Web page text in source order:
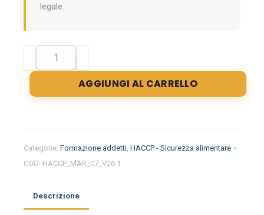
legale.
Formazione
per
addetti
alimentare
regione
Marche
Macelleria
quantità
AGGIUNGI AL CARRELLO
Categorie: Formazione addetti, HACCP - Sicurezza alimentare
COD: HACCP_MAR_07_V26.1
Descrizione